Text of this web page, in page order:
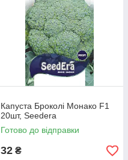
Капуста Броколі Монако F1
20шт, Seedera
Готово до відправки
32 ₴